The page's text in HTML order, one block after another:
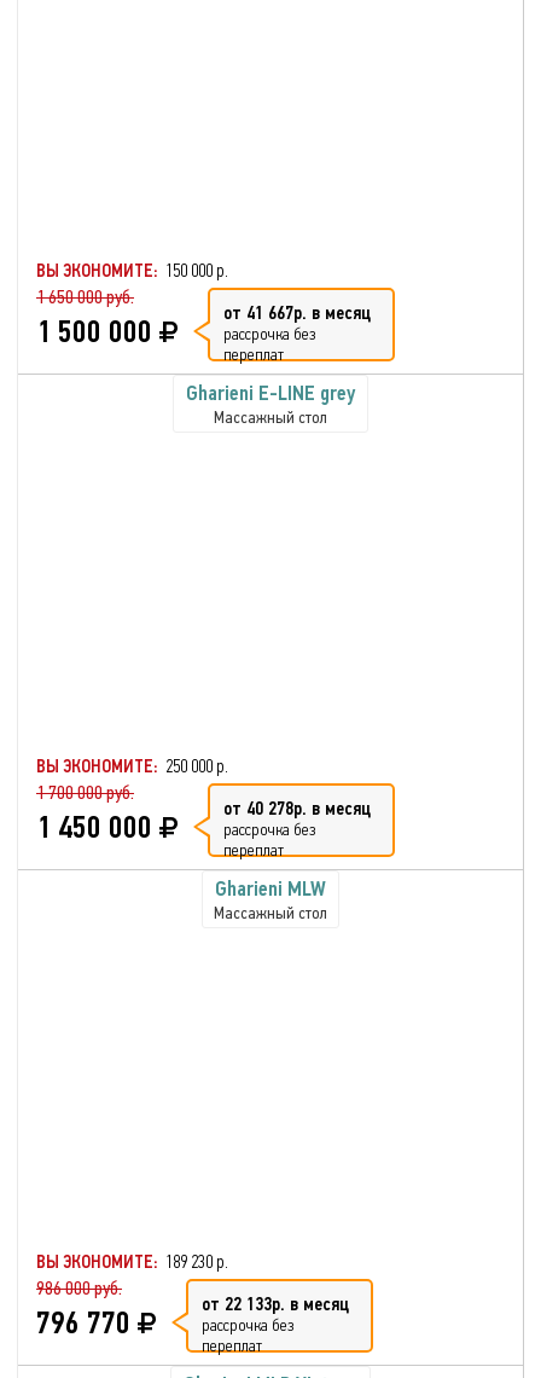
ВЫ ЭКОНОМИТЕ: 150 000 р.
1 650 000 руб.
1 500 000 от 41 667р. в месяц
рассрочка без
переплат
Gharieni E-LINE grey
Массажный стол
ВЫ ЭКОНОМИТЕ: 250 000 р.
1 700 000 руб.
1 450 000 от 40 278р. в месяц
рассрочка без
переплат
Gharieni MLW
Массажный стол
ВЫ ЭКОНОМИТЕ: 189 230 р.
986 000 руб.
796 770 от 22 133р. в месяц
рассрочка без
переплат